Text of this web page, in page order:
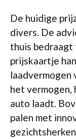
De huidige
divers. De
thuis
prijskaartje
laadvermogen
het vermogen,
auto laadt.
palen met